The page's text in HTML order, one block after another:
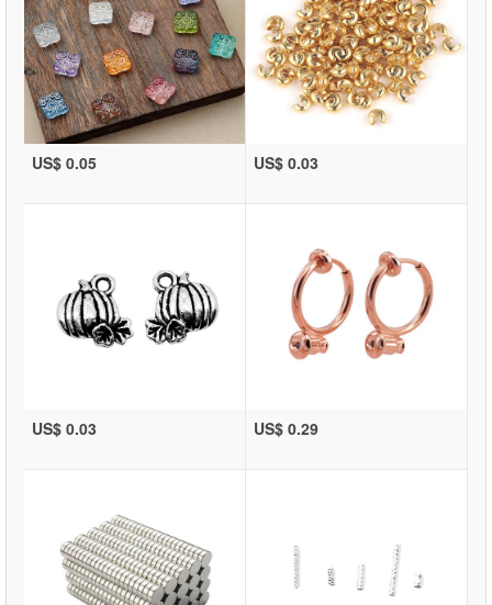
US$ 0.05 US$ 0.03
US$ 0.03 US$ 0.29